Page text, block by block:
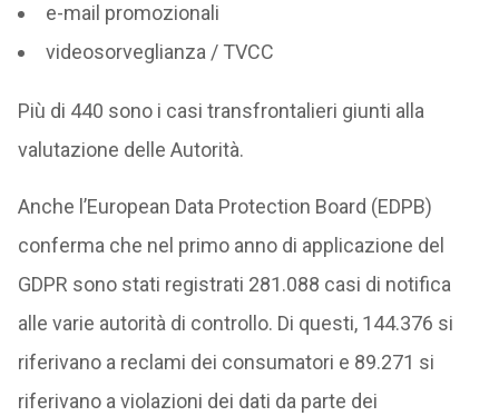
e-mail promozionali
videosorveglianza / TVCC
Più di 440 sono i casi transfrontalieri giunti alla
valutazione delle Autorità.
Anche l’European Data Protection Board (EDPB)
conferma che nel primo anno di applicazione del
GDPR sono stati registrati 281.088 casi di notifica
alle varie autorità di controllo. Di questi, 144.376 si
riferivano a reclami dei consumatori e 89.271 si
riferivano a violazioni dei dati da parte dei